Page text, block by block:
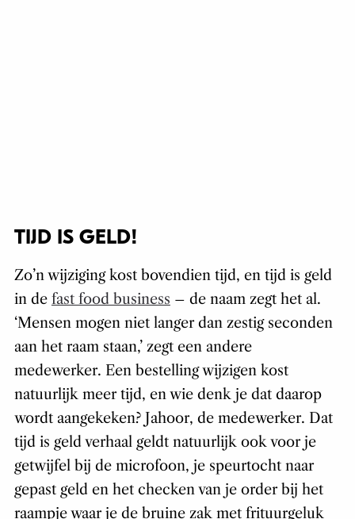
TIJD IS GELD!
Zo’n wijziging kost bovendien tijd, en tijd is geld
in de fast food business – de naam zegt het al.
‘Mensen mogen niet langer dan zestig seconden
aan het raam staan,’ zegt een andere
medewerker. Een bestelling wijzigen kost
natuurlijk meer tijd, en wie denk je dat daarop
wordt aangekeken? Jahoor, de medewerker. Dat
tijd is geld verhaal geldt natuurlijk ook voor je
getwijfel bij de microfoon, je speurtocht naar
gepast geld en het checken van je order bij het
raampje waar je de bruine zak met frituurgeluk